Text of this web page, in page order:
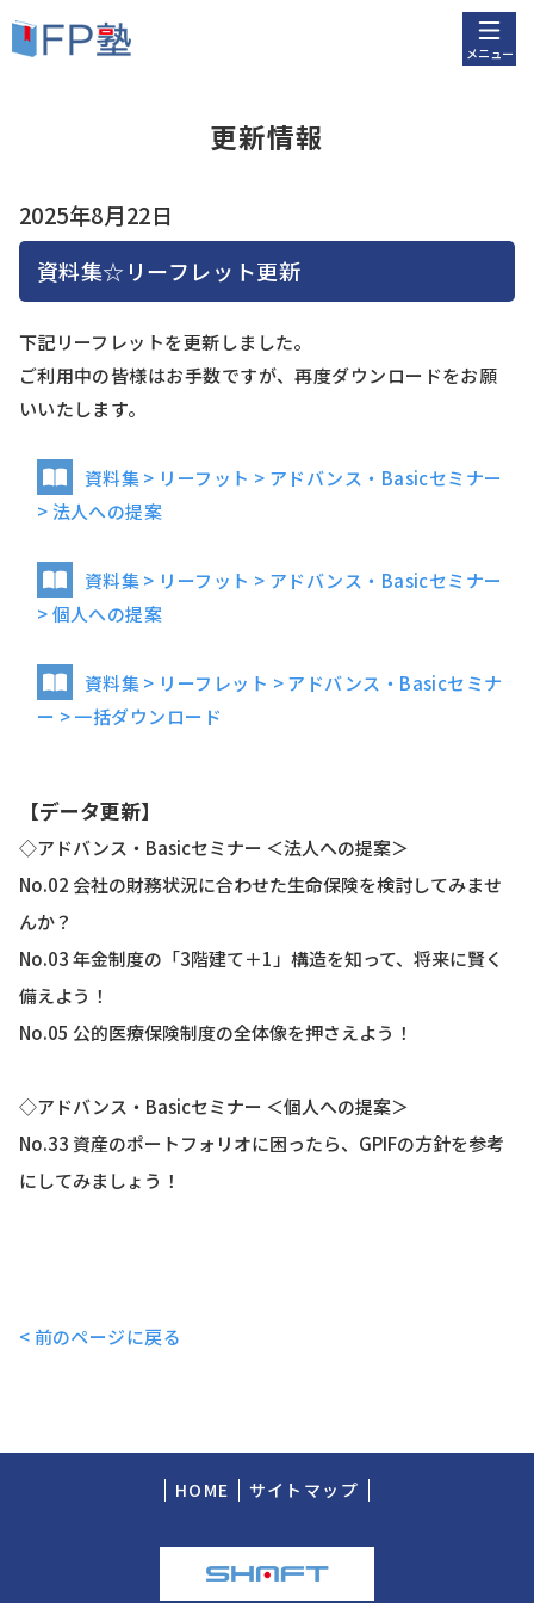
メニュー
更新情報
2025年8月22日
資料集☆リーフレット更新
下記リーフレットを更新しました。
ご利用中の皆様はお手数ですが、再度ダウンロードをお願
いいたします。
資料集 > リーフット > アドバンス・Basicセミナー
> 法人への提案
資料集 > リーフット > アドバンス・Basicセミナー
> 個人への提案
資料集 > リーフレット > アドバンス・Basicセミナ
ー > 一括ダウンロード
【データ更新】
◇アドバンス・Basicセミナー ＜法人への提案＞
No.02 会社の財務状況に合わせた生命保険を検討してみませ
んか？
No.03 年金制度の「3階建て＋1」構造を知って、将来に賢く
備えよう！
No.05 公的医療保険制度の全体像を押さえよう！
◇アドバンス・Basicセミナー ＜個人への提案＞
No.33 資産のポートフォリオに困ったら、GPIFの方針を参考
にしてみましょう！
< 前のページに戻る
HOME サイトマップ